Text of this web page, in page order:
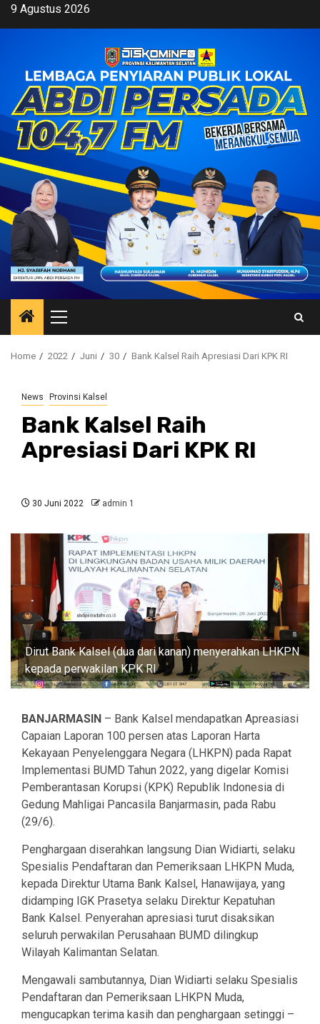
Skip9 Agustus 2026
Primary
Menu
Home 2022 Juni 30 Bank Kalsel Raih Apresiasi Dari KPK RI
News Provinsi Kalsel
Bank Kalsel Raih
Apresiasi Dari KPK RI
30 Juni 2022 admin 1
Dirut Bank Kalsel (dua dari kanan) menyerahkan LHKPN
kepada perwakilan KPK RI
BANJARMASIN – Bank Kalsel mendapatkan Apreasiasi
Capaian Laporan 100 persen atas Laporan Harta
Kekayaan Penyelenggara Negara (LHKPN) pada Rapat
Implementasi BUMD Tahun 2022, yang digelar Komisi
Pemberantasan Korupsi (KPK) Republik Indonesia di
Gedung Mahligai Pancasila Banjarmasin, pada Rabu
(29/6).
Penghargaan diserahkan langsung Dian Widiarti, selaku
Spesialis Pendaftaran dan Pemeriksaan LHKPN Muda,
kepada Direktur Utama Bank Kalsel, Hanawijaya, yang
didamping IGK Prasetya selaku Direktur Kepatuhan
Bank Kalsel. Penyerahan apresiasi turut disaksikan
seluruh perwakilan Perusahaan BUMD dilingkup
Wilayah Kalimantan Selatan.
Mengawali sambutannya, Dian Widiarti selaku Spesialis
Pendaftaran dan Pemeriksaan LHKPN Muda,
mengucapkan terima kasih dan penghargaan setinggi –